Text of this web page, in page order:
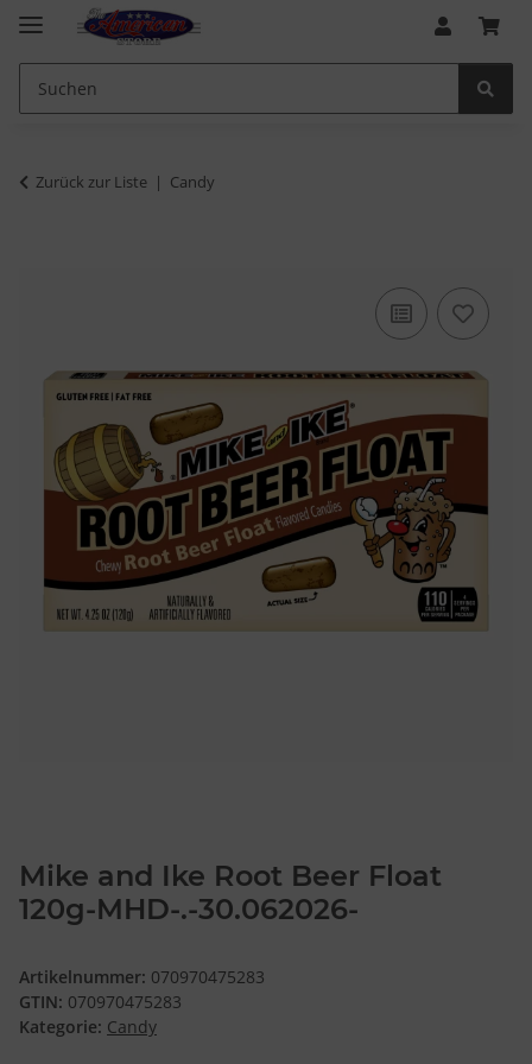
Zurück zur Liste Candy
Mike and Ike Root Beer Float
120g-MHD-.-30.062026-
Artikelnummer: 070970475283
GTIN: 070970475283
Kategorie: Candy